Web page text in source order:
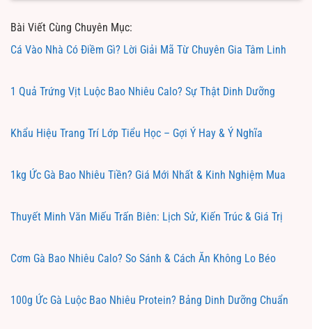
Bài Viết Cùng Chuyên Mục:
Cá Vào Nhà Có Điềm Gì? Lời Giải Mã Từ Chuyên Gia Tâm Linh
1 Quả Trứng Vịt Luộc Bao Nhiêu Calo? Sự Thật Dinh Dưỡng
Khẩu Hiệu Trang Trí Lớp Tiểu Học – Gợi Ý Hay & Ý Nghĩa
1kg Ức Gà Bao Nhiêu Tiền? Giá Mới Nhất & Kinh Nghiệm Mua
Thuyết Minh Văn Miếu Trấn Biên: Lịch Sử, Kiến Trúc & Giá Trị
Cơm Gà Bao Nhiêu Calo? So Sánh & Cách Ăn Không Lo Béo
100g Ức Gà Luộc Bao Nhiêu Protein? Bảng Dinh Dưỡng Chuẩn